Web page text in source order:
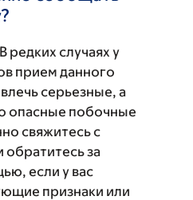
В редких случаях у
прием данного
серьезные, а
опасные побочные
свяжитесь с
за
если у вас
признаки или